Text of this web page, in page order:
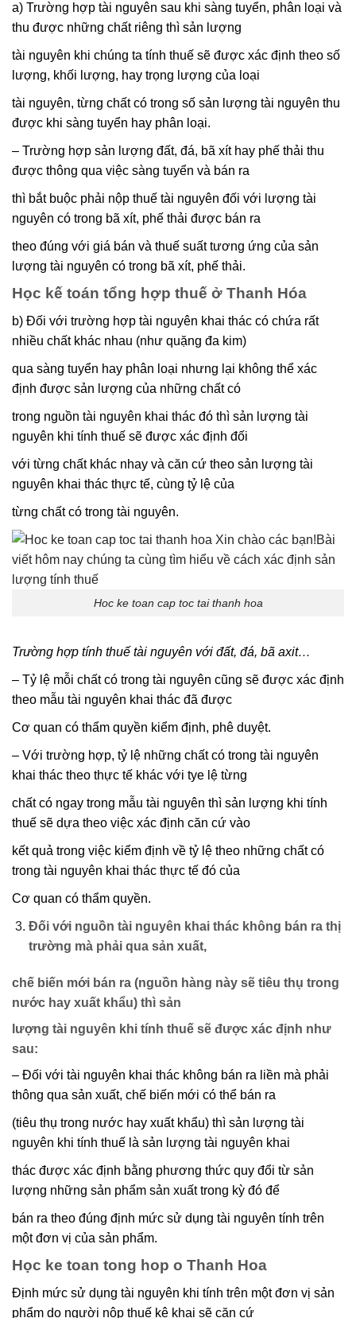
a) Trường hợp tài nguyên sau khi sàng tuyển, phân loại và
thu được những chất riêng thì sản lượng
tài nguyên khi chúng ta tính thuế sẽ được xác định theo số
lượng, khối lượng, hay trọng lượng của loại
tài nguyên, từng chất có trong số sản lượng tài nguyên thu
được khi sàng tuyển hay phân loại.
– Trường hợp sản lượng đất, đá, bã xít hay phế thải thu
được thông qua việc sàng tuyển và bán ra
thì bắt buộc phải nộp thuế tài nguyên đối với lượng tài
nguyên có trong bã xít, phế thải được bán ra
theo đúng với giá bán và thuế suất tương ứng của sản
lượng tài nguyên có trong bã xít, phế thải.
Học kế toán tổng hợp thuế ở Thanh Hóa
b) Đối với trường hợp tài nguyên khai thác có chứa rất
nhiều chất khác nhau (như quặng đa kim)
qua sàng tuyển hay phân loại nhưng lại không thể xác
định được sản lượng của những chất có
trong nguồn tài nguyên khai thác đó thì sản lượng tài
nguyên khi tính thuế sẽ được xác định đối
với từng chất khác nhay và căn cứ theo sản lượng tài
nguyên khai thác thực tế, cùng tỷ lệ của
từng chất có trong tài nguyên.
Hoc ke toan cap toc tai thanh hoa
Trường hợp tính thuế tài nguyên với đất, đá, bã axit…
– Tỷ lệ mỗi chất có trong tài nguyên cũng sẽ được xác định
theo mẫu tài nguyên khai thác đã được
Cơ quan có thẩm quyền kiểm định, phê duyệt.
– Với trường hợp, tỷ lệ những chất có trong tài nguyên
khai thác theo thực tế khác với tye lệ từng
chất có ngay trong mẫu tài nguyên thì sản lượng khi tính
thuế sẽ dựa theo việc xác định căn cứ vào
kết quả trong việc kiểm định về tỷ lệ theo những chất có
trong tài nguyên khai thác thực tế đó của
Cơ quan có thẩm quyền.
Đối với nguồn tài nguyên khai thác không bán ra thị
trường mà phải qua sản xuất,
chế biến mới bán ra (nguồn hàng này sẽ tiêu thụ trong
nước hay xuất khẩu) thì sản
lượng tài nguyên khi tính thuế sẽ được xác định như
sau:
– Đối với tài nguyên khai thác không bán ra liền mà phải
thông qua sản xuất, chế biến mới có thể bán ra
(tiêu thụ trong nước hay xuất khẩu) thì sản lượng tài
nguyên khi tính thuế là sản lượng tài nguyên khai
thác được xác định bằng phương thức quy đổi từ sản
lượng những sản phẩm sản xuất trong kỳ đó để
bán ra theo đúng định mức sử dụng tài nguyên tính trên
một đơn vị của sản phẩm.
Học ke toan tong hop o Thanh Hoa
Định mức sử dụng tài nguyên khi tính trên một đơn vị sản
phẩm do người nộp thuế kê khai sẽ căn cứ